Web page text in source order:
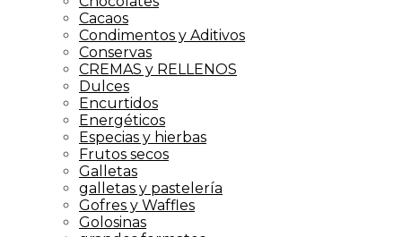
Cacaos
Condimentos y Aditivos
Conservas
CREMAS y RELLENOS
Dulces
Encurtidos
Energéticos
Especias y hierbas
Frutos secos
Galletas
galletas y pastelería
Gofres y Waffles
Golosinas